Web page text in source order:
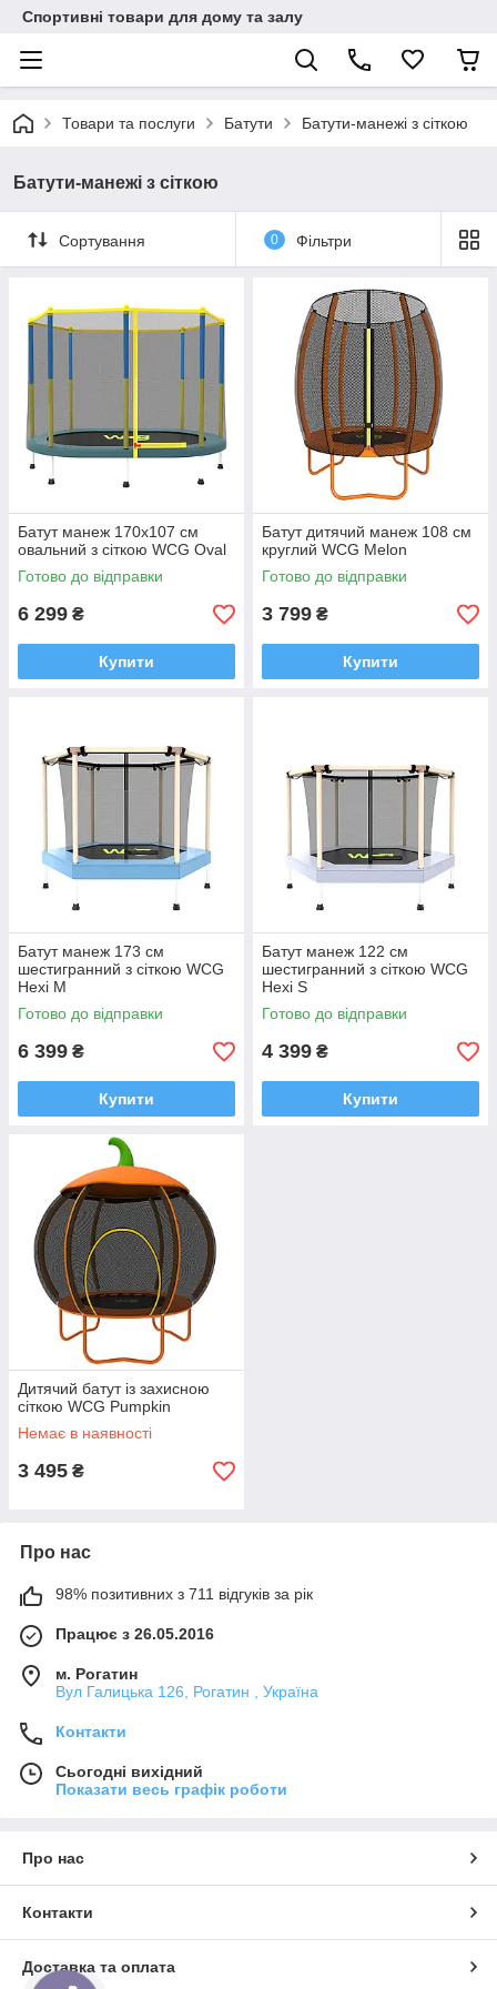
Спортивні товари для дому та залу
Товари та послуги Батути Батути-манежі з сіткою
Батути-манежі з сіткою
Сортування 0 Фільтри
Батут манеж 170x107 см
овальний з сіткою WCG Oval
Готово до відправки
6 299 ₴
Купити
Батут дитячий манеж 108 см
круглий WCG Melon
Готово до відправки
3 799 ₴
Купити
Батут манеж 173 см
шестигранний з сіткою WCG
Hexi M
Готово до відправки
6 399 ₴
Купити
Батут манеж 122 см
шестигранний з сіткою WCG
Hexi S
Готово до відправки
4 399 ₴
Купити
Дитячий батут із захисною
сіткою WCG Pumpkin
Немає в наявності
3 495 ₴
Про нас
98% позитивних з 711 відгуків за рік
Працює з 26.05.2016
м. Рогатин
Вул Галицька 126, Рогатин , Україна
Контакти
Сьогодні вихідний
Показати весь графік роботи
Про нас
Контакти
Доставка та оплата